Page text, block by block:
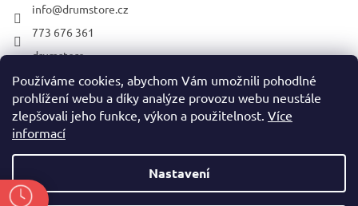
Používáme cookies, abychom Vám umožnili pohodlné
prohlížení webu a díky analýze provozu webu neustále
zlepšovali jeho funkce, výkon a použitelnost. Více
informací
Nastavení
info@drumstore.cz
773 676 361
drumstore
drumstore.cz
https://www.youtube.com/@DRUMSTOREPRAGUE
Vytvořil Shoptet